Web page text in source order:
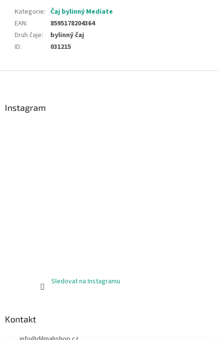
Kategorie: Čaj bylinný Mediate
EAN:
8595178204364
Druh čaje:
bylinný čaj
ID: 031215
Instagram
Sledovat na Instagramu
Kontakt